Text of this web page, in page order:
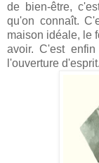
de bien-être,
qu'on connaît.
maison idéale, le
avoir. C'est
l'ouverture